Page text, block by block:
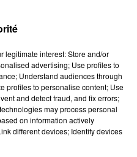
MJC DE
legitimate interest: Store and/or
advertising; Use profiles to
Understand audiences through
profiles to personalise content; Use
and detect fraud, and fix errors;
may process personal
on information actively
different devices; Identify devices